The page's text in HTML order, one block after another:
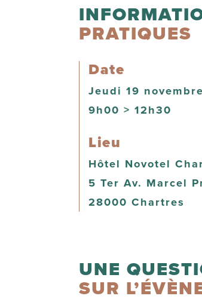
PRATIQUES
Date
Jeudi 19 novembre
9h00 > 12h30
Lieu
Hôtel Novotel
5 Ter Av. Marcel
28000 Chartres
UNE
SUR